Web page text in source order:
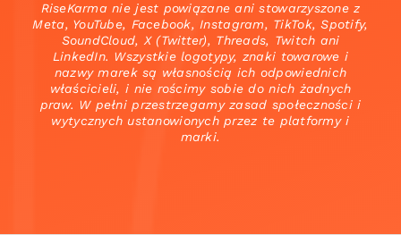
RiseKarma nie jest powiązane ani stowarzyszone z
Meta, YouTube, Facebook, Instagram, TikTok, Spotify,
SoundCloud, X (Twitter), Threads, Twitch ani
LinkedIn. Wszystkie logotypy, znaki towarowe i
nazwy marek są własnością ich odpowiednich
właścicieli, i nie rościmy sobie do nich żadnych
praw. W pełni przestrzegamy zasad społeczności i
wytycznych ustanowionych przez te platformy i
marki.